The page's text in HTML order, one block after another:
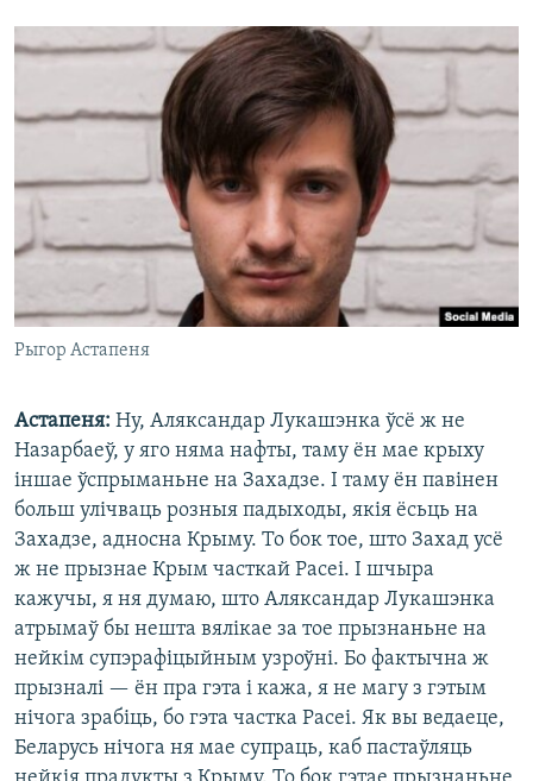
Рыгор Астапеня
Астапеня: Ну, Аляксандар Лукашэнка ўсё ж не
Назарбаеў, у яго няма нафты, таму ён мае крыху
іншае ўспрыманьне на Захадзе. І таму ён павінен
больш улічваць розныя падыходы, якія ёсьць на
Захадзе, адносна Крыму. То бок тое, што Захад усё
ж не прызнае Крым часткай Расеі. І шчыра
кажучы, я ня думаю, што Аляксандар Лукашэнка
атрымаў бы нешта вялікае за тое прызнаньне на
нейкім супэрафіцыйным узроўні. Бо фактычна ж
прызналі — ён пра гэта і кажа, я не магу з гэтым
нічога зрабіць, бо гэта частка Расеі. Як вы ведаеце,
Беларусь нічога ня мае супраць, каб пастаўляць